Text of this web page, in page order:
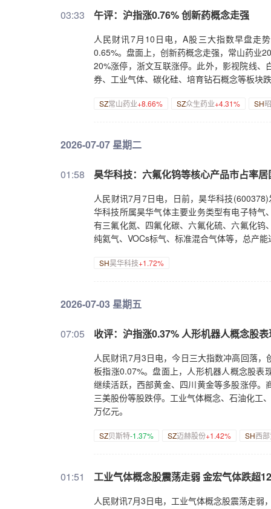
03:33 午评：沪指涨0.76% 创新药概念走强
人民财讯7月10日电，A股三大指数早盘走
0.65%。盘面上，创新药概念走强，常山药业
20%涨停，浙文互联涨停。此外，影视院线
券、工业气体、碳化硅、培育钻石概念等板块
SZ常山药业+8.66% SZ众生药业+4.31% SH
2026-07-07 星期二
01:58 昊华科技：六氟化钨等核心产品市占率
人民财讯7月7日电，日前，昊华科技
华科技所属昊华气体主要业务类型有电子特
有三氟化氮、四氟化碳、六氟化硫、六氟化
纯氦气、VOCs标气、标准混合气体等，总产
SH昊华科技+1.72%
2026-07-03 星期五
07:05 收评：沪指涨0.37% 人形机器人概念股
人民财讯7月3日电，今日三大指数冲高回落
板指涨0.07%。盘面上，人形机器人概念股表
继续活跃，西部黄金、四川黄金等多股涨停
三美股份等股跌停。工业气体概念、石油化工
万亿元。
SZ贝斯特-1.37% SZ迈赫股份+1.42% SH西
01:51 工业气体概念股震荡走弱 金宏气体跌超
人民财讯7月3日电，工业气体概念股震荡走弱